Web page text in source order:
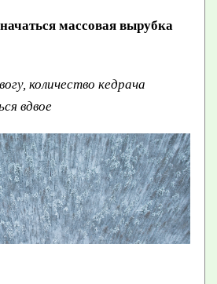
массовая вырубка
количество кедрача
вдвое